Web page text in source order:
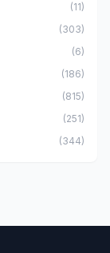
(11)
(303)
(6)
(186)
(815)
(251)
(344)